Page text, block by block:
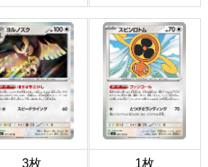
3枚 1枚